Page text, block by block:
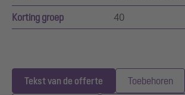
Korting groep 40
Tekst van de offerte Toebehoren